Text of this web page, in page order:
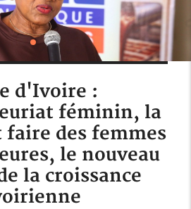
d'Ivoire :
féminin, la
faire des femmes
le nouveau
la croissance